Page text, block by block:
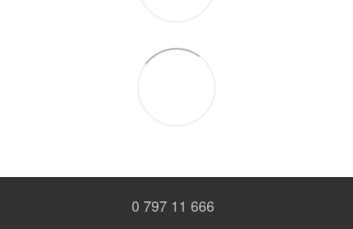
0 797 11 666